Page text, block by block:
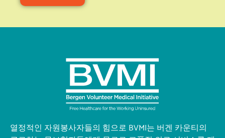
열정적인 자원봉사자들의 힘으로 BVMI는 버겐 카운티의